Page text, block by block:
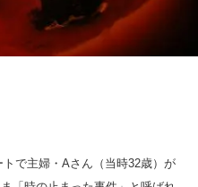
で主婦・Aさん（当時32歳）が